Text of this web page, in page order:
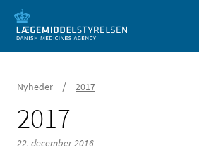
Mobil visning
Nyheder / 2017
2017
22. december 2016